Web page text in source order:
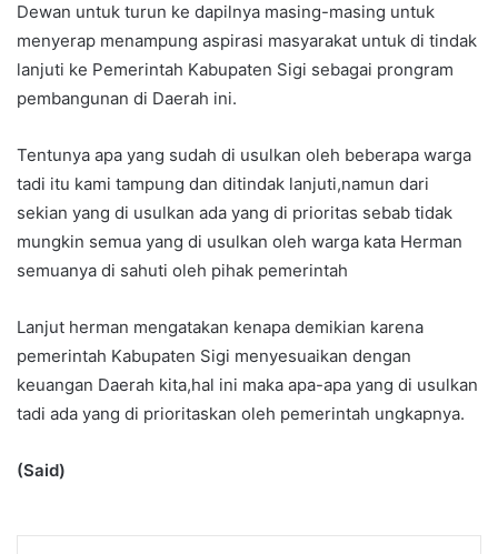
Dewan untuk turun ke dapilnya masing-masing untuk
menyerap menampung aspirasi masyarakat untuk di tindak
lanjuti ke Pemerintah Kabupaten Sigi sebagai prongram
pembangunan di Daerah ini.
Tentunya apa yang sudah di usulkan oleh beberapa warga
tadi itu kami tampung dan ditindak lanjuti,namun dari
sekian yang di usulkan ada yang di prioritas sebab tidak
mungkin semua yang di usulkan oleh warga kata Herman
semuanya di sahuti oleh pihak pemerintah
Lanjut herman mengatakan kenapa demikian karena
pemerintah Kabupaten Sigi menyesuaikan dengan
keuangan Daerah kita,hal ini maka apa-apa yang di usulkan
tadi ada yang di prioritaskan oleh pemerintah ungkapnya.
(Said)